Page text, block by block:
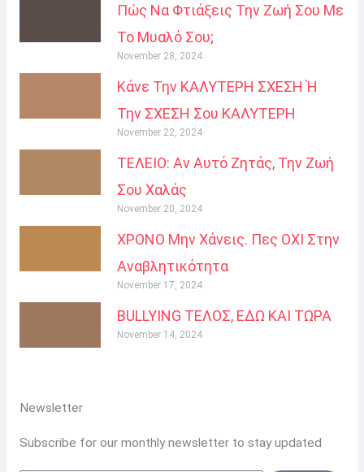
Πώς Να Φτιάξεις Την Ζωή Σου Με
Το Μυαλό Σου;
November 28, 2024
Κάνε Την ΚΑΛΥΤΕΡΗ ΣΧΕΣΗ Ή
Την ΣΧΕΣΗ Σου ΚΑΛΥΤΕΡΗ
November 22, 2024
ΤΕΛΕΙΟ: Αν Αυτό Ζητάς, Την Ζωή
Σου Χαλάς
November 20, 2024
ΧΡΟΝΟ Μην Χάνεις. Πες ΟΧΙ Στην
Αναβλητικότητα
November 17, 2024
BULLYING ΤΕΛΟΣ, ΕΔΩ ΚΑΙ ΤΩΡΑ
November 14, 2024
Newsletter
Subscribe for our monthly newsletter to stay updated